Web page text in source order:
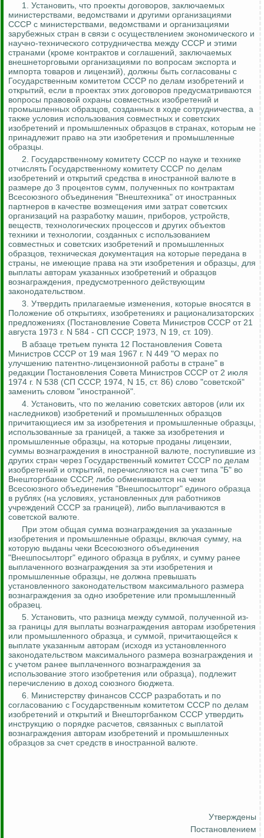
1. Установить, что проекты договоров, заключаемых
министерствами, ведомствами и другими организациями
СССР с министерствами, ведомствами и организациями
зарубежных стран в связи с осуществлением экономического и
научно-технического сотрудничества между СССР и этими
странами (кроме контрактов и соглашений, заключаемых
внешнеторговыми организациями по вопросам экспорта и
импорта товаров и лицензий), должны быть согласованы с
Государственным комитетом СССР по делам изобретений и
открытий, если в проектах этих договоров предусматриваются
вопросы правовой охраны совместных изобретений и
промышленных образцов, созданных в ходе сотрудничества, а
также условия использования совместных и советских
изобретений и промышленных образцов в странах, которым не
принадлежит право на эти изобретения и промышленные
образцы.
2. Государственному комитету СССР по науке и технике
отчислять Государственному комитету СССР по делам
изобретений и открытий средства в иностранной валюте в
размере до 3 процентов сумм, полученных по контрактам
Всесоюзного объединения "Внештехника" от иностранных
партнеров в качестве возмещения ими затрат советских
организаций на разработку машин, приборов, устройств,
веществ, технологических процессов и других объектов
техники и технологии, созданных с использованием
совместных и советских изобретений и промышленных
образцов, техническая документация на которые передана в
страны, не имеющие права на эти изобретения и образцы, для
выплаты авторам указанных изобретений и образцов
вознаграждения, предусмотренного действующим
законодательством.
3. Утвердить прилагаемые изменения, которые вносятся в
Положение об открытиях, изобретениях и рационализаторских
предложениях (Постановление Совета Министров СССР от 21
августа 1973 г. N 584 - СП СССР, 1973, N 19, ст. 109).
В абзаце третьем пункта 12 Постановления Совета
Министров СССР от 19 мая 1967 г. N 449 "О мерах по
улучшению патентно-лицензионной работы в стране" в
редакции Постановления Совета Министров СССР от 2 июля
1974 г. N 538 (СП СССР, 1974, N 15, ст. 86) слово "советской"
заменить словом "иностранной".
4. Установить, что по желанию советских авторов (или их
наследников) изобретений и промышленных образцов
причитающиеся им за изобретения и промышленные образцы,
использованные за границей, а также за изобретения и
промышленные образцы, на которые проданы лицензии,
суммы вознаграждения в иностранной валюте, поступившие из
других стран через Государственный комитет СССР по делам
изобретений и открытий, перечисляются на счет типа "Б" во
Внешторгбанке СССР, либо обмениваются на чеки
Всесоюзного объединения "Внешпосылторг" единого образца
в рублях (на условиях, установленных для работников
учреждений СССР за границей), либо выплачиваются в
советской валюте.
При этом общая сумма вознаграждения за указанные
изобретения и промышленные образцы, включая сумму, на
которую выданы чеки Всесоюзного объединения
"Внешпосылторг" единого образца в рублях, и сумму ранее
выплаченного вознаграждения за эти изобретения и
промышленные образцы, не должна превышать
установленного законодательством максимального размера
вознаграждения за одно изобретение или промышленный
образец.
5. Установить, что разница между суммой, полученной из-
за границы для выплаты вознаграждения авторам изобретения
или промышленного образца, и суммой, причитающейся к
выплате указанным авторам (исходя из установленного
законодательством максимального размера вознаграждения и
с учетом ранее выплаченного вознаграждения за
использование этого изобретения или образца), подлежит
перечислению в доход союзного бюджета.
6. Министерству финансов СССР разработать и по
согласованию с Государственным комитетом СССР по делам
изобретений и открытий и Внешторгбанком СССР утвердить
инструкцию о порядке расчетов, связанных с выплатой
вознаграждения авторам изобретений и промышленных
образцов за счет средств в иностранной валюте.
Утверждены
Постановлением